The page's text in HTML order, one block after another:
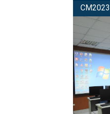
CM2023